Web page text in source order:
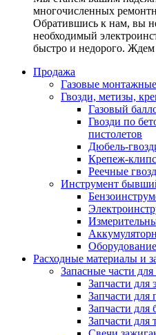
многочисленных
Обратившись к нам, вы
необходимый
быстро и недорого.
Продажа
Газовые
Гвозди, метизы,
Газовый
Гвозди по
пистолетов
Дюбель-
Крепеж-
Реечные
Инструмент
Расходные материалы и
Запасные части
Запчасти для
Запчасти
Запчасти для
Запчасти для